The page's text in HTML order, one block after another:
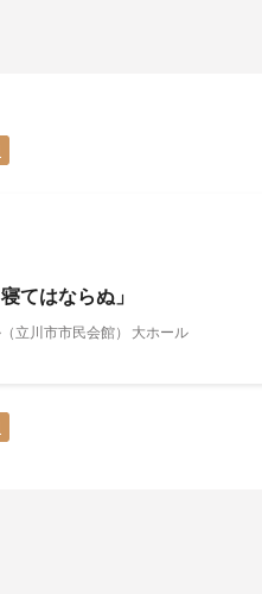
てはならぬ」
立川市市民会館） 大ホール